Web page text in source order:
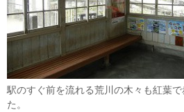
駅のすぐ前を流れる荒川の木々も紅葉
た。